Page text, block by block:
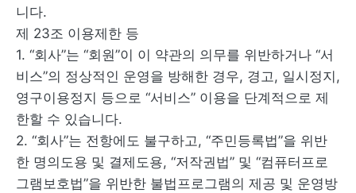
니다.
제 23조 이용제한 등
1. “회사”는 “회원”이 이 약관의 의무를 위반하거나 “서
비스”의 정상적인 운영을 방해한 경우, 경고, 일시정지,
영구이용정지 등으로 “서비스” 이용을 단계적으로 제
한할 수 있습니다.
2. “회사”는 전항에도 불구하고, “주민등록법”을 위반
한 명의도용 및 결제도용, “저작권법” 및 “컴퓨터프로
그램보호법”을 위반한 불법프로그램의 제공 및 운영방